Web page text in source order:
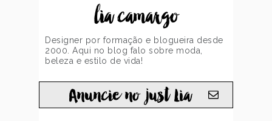
lia camargo
Designer por formação e blogueira desde
2000. Aqui no blog falo sobre moda,
beleza e estilo de vida!
Anuncie no just Lia